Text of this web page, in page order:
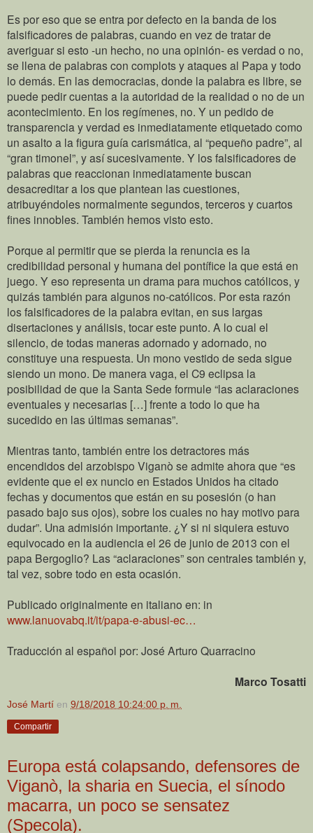
Es por eso que se entra por defecto en la banda de los
falsificadores de palabras, cuando en vez de tratar de
averiguar si esto -un hecho, no una opinión- es verdad o no,
se llena de palabras con complots y ataques al Papa y todo
lo demás. En las democracias, donde la palabra es libre, se
puede pedir cuentas a la autoridad de la realidad o no de un
acontecimiento. En los regímenes, no. Y un pedido de
transparencia y verdad es inmediatamente etiquetado como
un asalto a la figura guía carismática, al “pequeño padre”, al
“gran timonel”, y así sucesivamente. Y los falsificadores de
palabras que reaccionan inmediatamente buscan
desacreditar a los que plantean las cuestiones,
atribuyéndoles normalmente segundos, terceros y cuartos
fines innobles. También hemos visto esto.
Porque al permitir que se pierda la renuncia es la
credibilidad personal y humana del pontífice la que está en
juego. Y eso representa un drama para muchos católicos, y
quizás también para algunos no-católicos. Por esta razón
los falsificadores de la palabra evitan, en sus largas
disertaciones y análisis, tocar este punto. A lo cual el
silencio, de todas maneras adornado y adornado, no
constituye una respuesta. Un mono vestido de seda sigue
siendo un mono. De manera vaga, el C9 eclipsa la
posibilidad de que la Santa Sede formule “las aclaraciones
eventuales y necesarias […] frente a todo lo que ha
sucedido en las últimas semanas”.
Mientras tanto, también entre los detractores más
encendidos del arzobispo Viganò se admite ahora que “es
evidente que el ex nuncio en Estados Unidos ha citado
fechas y documentos que están en su posesión (o han
pasado bajo sus ojos), sobre los cuales no hay motivo para
dudar”. Una admisión importante. ¿Y si ni siquiera estuvo
equivocado en la audiencia el 26 de junio de 2013 con el
papa Bergoglio? Las “aclaraciones” son centrales también y,
tal vez, sobre todo en esta ocasión.
Publicado originalmente en italiano en: in
www.lanuovabq.it/it/papa-e-abusi-ec…
Traducción al español por: José Arturo Quarracino
Marco Tosatti
José Martí en 9/18/2018 10:24:00 p. m.
Compartir
Europa está colapsando, defensores de
Viganò, la sharia en Suecia, el sínodo
macarra, un poco se sensatez
(Specola).